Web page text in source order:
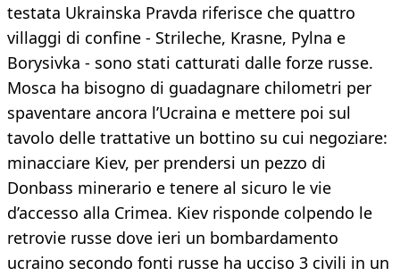
testata Ukrainska Pravda riferisce che quattro
villaggi di confine - Strileche, Krasne, Pylna e
Borysivka - sono stati catturati dalle forze russe.
Mosca ha bisogno di guadagnare chilometri per
spaventare ancora l’Ucraina e mettere poi sul
tavolo delle trattative un bottino su cui negoziare:
minacciare Kiev, per prendersi un pezzo di
Donbass minerario e tenere al sicuro le vie
d’accesso alla Crimea. Kiev risponde colpendo le
retrovie russe dove ieri un bombardamento
ucraino secondo fonti russe ha ucciso 3 civili in un